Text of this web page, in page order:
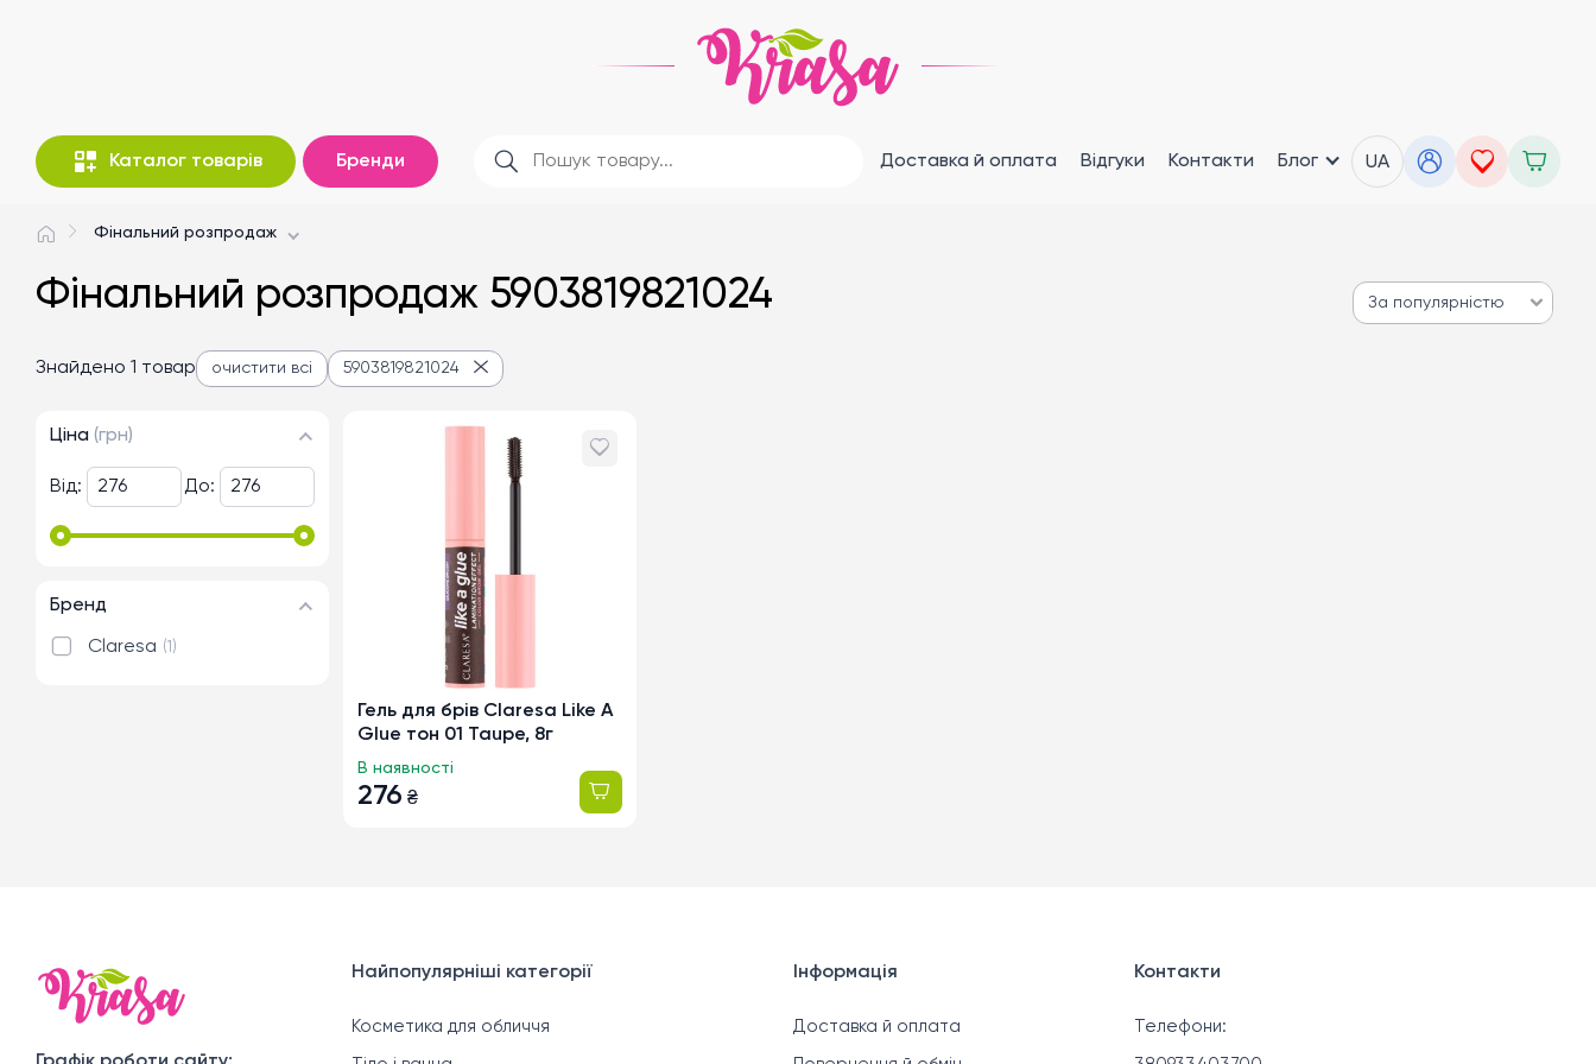
Каталог товарів Бренди Доставка й оплата Відгуки Контакти Блог UA
Фінальний розпродаж
Фінальний розпродаж 5903819821024 За популярністю
Знайдено 1 товар очистити всі 5903819821024
Ціна (грн)
Від: До:
Бренд
Claresa 1
Гель для брів Claresa Like A
Glue тон 01 Taupe, 8г
276 ₴
В наявності
Найпопулярніші категорії
Косметика для обличчя
Інформація
Доставка й оплата
Контакти
Телефони: